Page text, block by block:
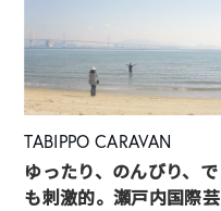
TABIPPO CARAVAN
ゆったり、のんびり、で
も刺激的。瀬戸内国際芸